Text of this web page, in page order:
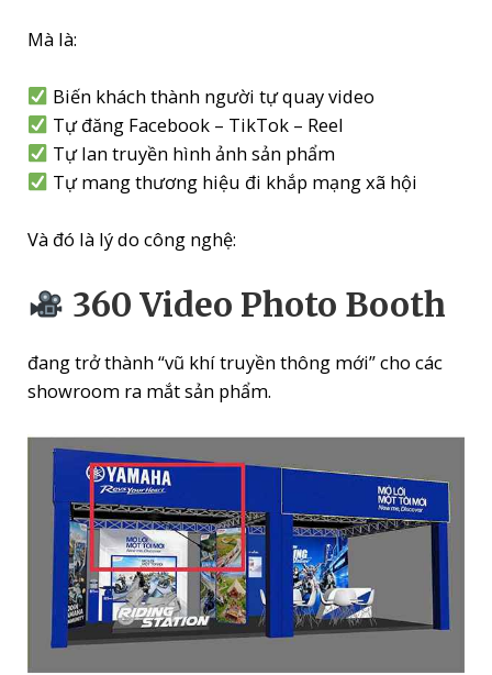
Mà là:
Biến khách thành người tự quay video
Tự đăng Facebook – TikTok – Reel
Tự lan truyền hình ảnh sản phẩm
Tự mang thương hiệu đi khắp mạng xã hội
Và đó là lý do công nghệ:
360 Video Photo Booth
đang trở thành “vũ khí truyền thông mới” cho các
showroom ra mắt sản phẩm.